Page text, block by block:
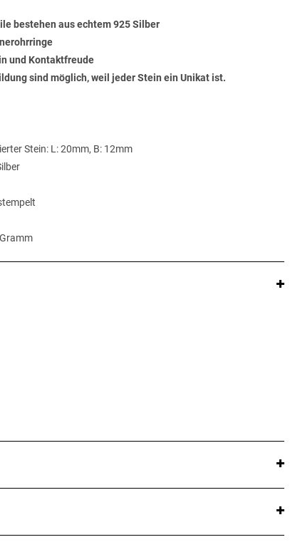
bestehen aus echtem 925 Silber
und Kontaktfreude
sind möglich, weil jeder Stein ein Unikat ist.
Stein: L: 20mm, B: 12mm